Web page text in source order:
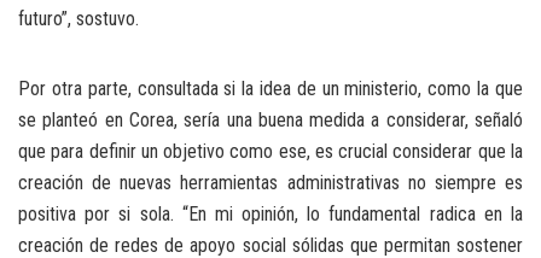
futuro”, sostuvo.
Por otra parte, consultada si la idea de un ministerio, como la que
se planteó en Corea, sería una buena medida a considerar, señaló
que para definir un objetivo como ese, es crucial considerar que la
creación de nuevas herramientas administrativas no siempre es
positiva por si sola. “En mi opinión, lo fundamental radica en la
creación de redes de apoyo social sólidas que permitan sostener